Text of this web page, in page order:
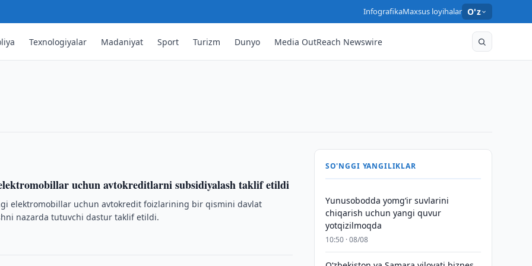
InfografikaMaxsus loyihalar O'z
Texnologiyalar Madaniyat Sport Turizm Dunyo Media OutReach Newswire
biznes hamkorligini
o‘tdi.
uchun avtokreditlarni subsidiyalash taklif etildi
elektromobillar uchun avtokredit foizlarining bir qismini davlat
nazarda tutuvchi dastur taklif etildi.
SO'NGGI YANGILIKLAR
Yunusobodda yomg‘ir suvlarini
chiqarish uchun yangi quvur
yotqizilmoqda
10:50 · 08/08